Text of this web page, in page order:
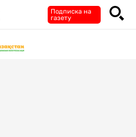
Подписка на
газету